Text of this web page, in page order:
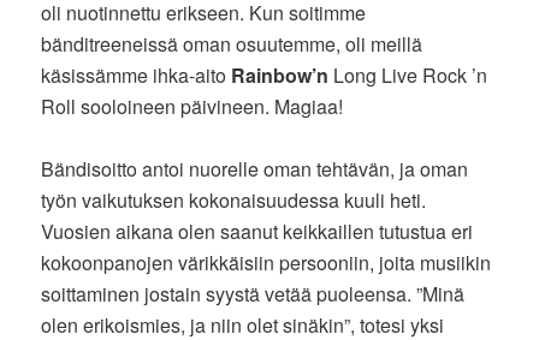
oli nuotinnettu erikseen. Kun soitimme
bänditreeneissä oman osuutemme, oli meillä
käsissämme ihka-aito Rainbow’n Long Live Rock ’n
Roll sooloineen päivineen. Magiaa!
Bändisoitto antoi nuorelle oman tehtävän, ja oman
työn vaikutuksen kokonaisuudessa kuuli heti.
Vuosien aikana olen saanut keikkaillen tutustua eri
kokoonpanojen värikkäisiin persooniin, joita musiikin
soittaminen jostain syystä vetää puoleensa. ”Minä
olen erikoismies, ja niin olet sinäkin”, totesi yksi